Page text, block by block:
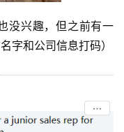
没兴趣，但之前有一
字和公司信息打码）